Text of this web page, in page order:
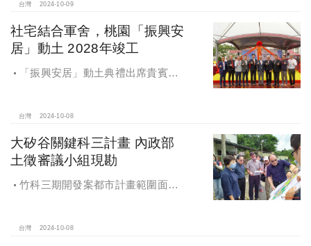
台灣 2024-10-09
社宅結合軍舍，桃園「振興安
居」動土 2028年竣工
「振興安居」動土典禮出席貴賓有
財政部國有財產署曾國基署長、桃園
市都市發展局江南志局長等各方嘉
賓，祈求工程順利進行。
台灣 2024-10-08
大矽谷關鍵科三計畫 內政部
土徵審議小組現勘
竹科三期開發案都市計畫範圍面積
分地區
台灣 2024-10-08